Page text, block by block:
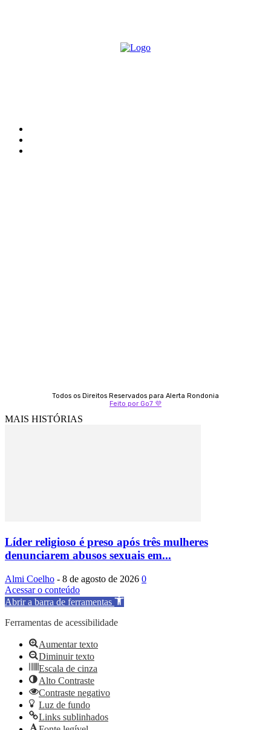
Todos os Direitos Reservados para Alerta Rondonia
Feito por Go7 💜
MAIS HISTÓRIAS
Líder religioso é preso após três mulheres
denunciarem abusos sexuais em...
Almi Coelho - 8 de agosto de 2026 0
Acessar o conteúdo
Abrir a barra de ferramentas
Ferramentas de acessibilidade
Aumentar texto
Diminuir texto
Escala de cinza
Alto Contraste
Contraste negativo
Luz de fundo
Links sublinhados